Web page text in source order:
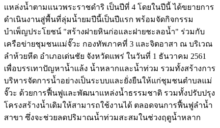
แหล่งน้ำตามแนวพระราชดำริ เป็นปีที่ 4 โดยในปีนี้ ได้ขยายการ
ดำเนินงานสู่พื้นที่ลุ่มน้ำยมปีนี้เป็นปีแรก พร้อมจัดกิจกรรม
บำเพ็ญประโยชน์ "สร้างฝายหินก่อและฝายชะลอน้ำ" ร่วมกับ
เครือข่ายชุมชนแม่จั๊วะ กองทัพภาคที่ 3 และจิตอาสา ณ บริเวณ
ลำห้วยหีด อำเภอเด่นชัย จังหวัดแพร่ ในวันที่ 1 ธันวาคม 2561
เพื่อบรรเทาปัญหาน้ำแล้ง น้ำหลากและน้ำท่วม รวมทั้งสร้างการ
บริหารจัดการน้ำอย่างเป็นระบบและยั่งยืนให้แก่ชุมชนตำบลแม่
จั๊วะ ด้วยการฟื้นฟูและพัฒนาแหล่งน้ำธรรมชาติ รวมทั้งปรับปรุง
โครงสร้างน้ำเดิมให้สามารถใช้งานได้ ตลอดจนการฟื้นฟูลำน้ำ
สาขา ซึ่งจะช่วยลดปริมาณน้ำท่วมสะสมในช่วงฤดูน้ำหลาก